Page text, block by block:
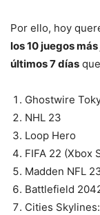
Por ello, hoy
los 10 juegos
últimos 7 días
Ghostwire
NHL 23
Loop Hero
FIFA 22 (Xbox
Madden NFL
Battlefield
Cities